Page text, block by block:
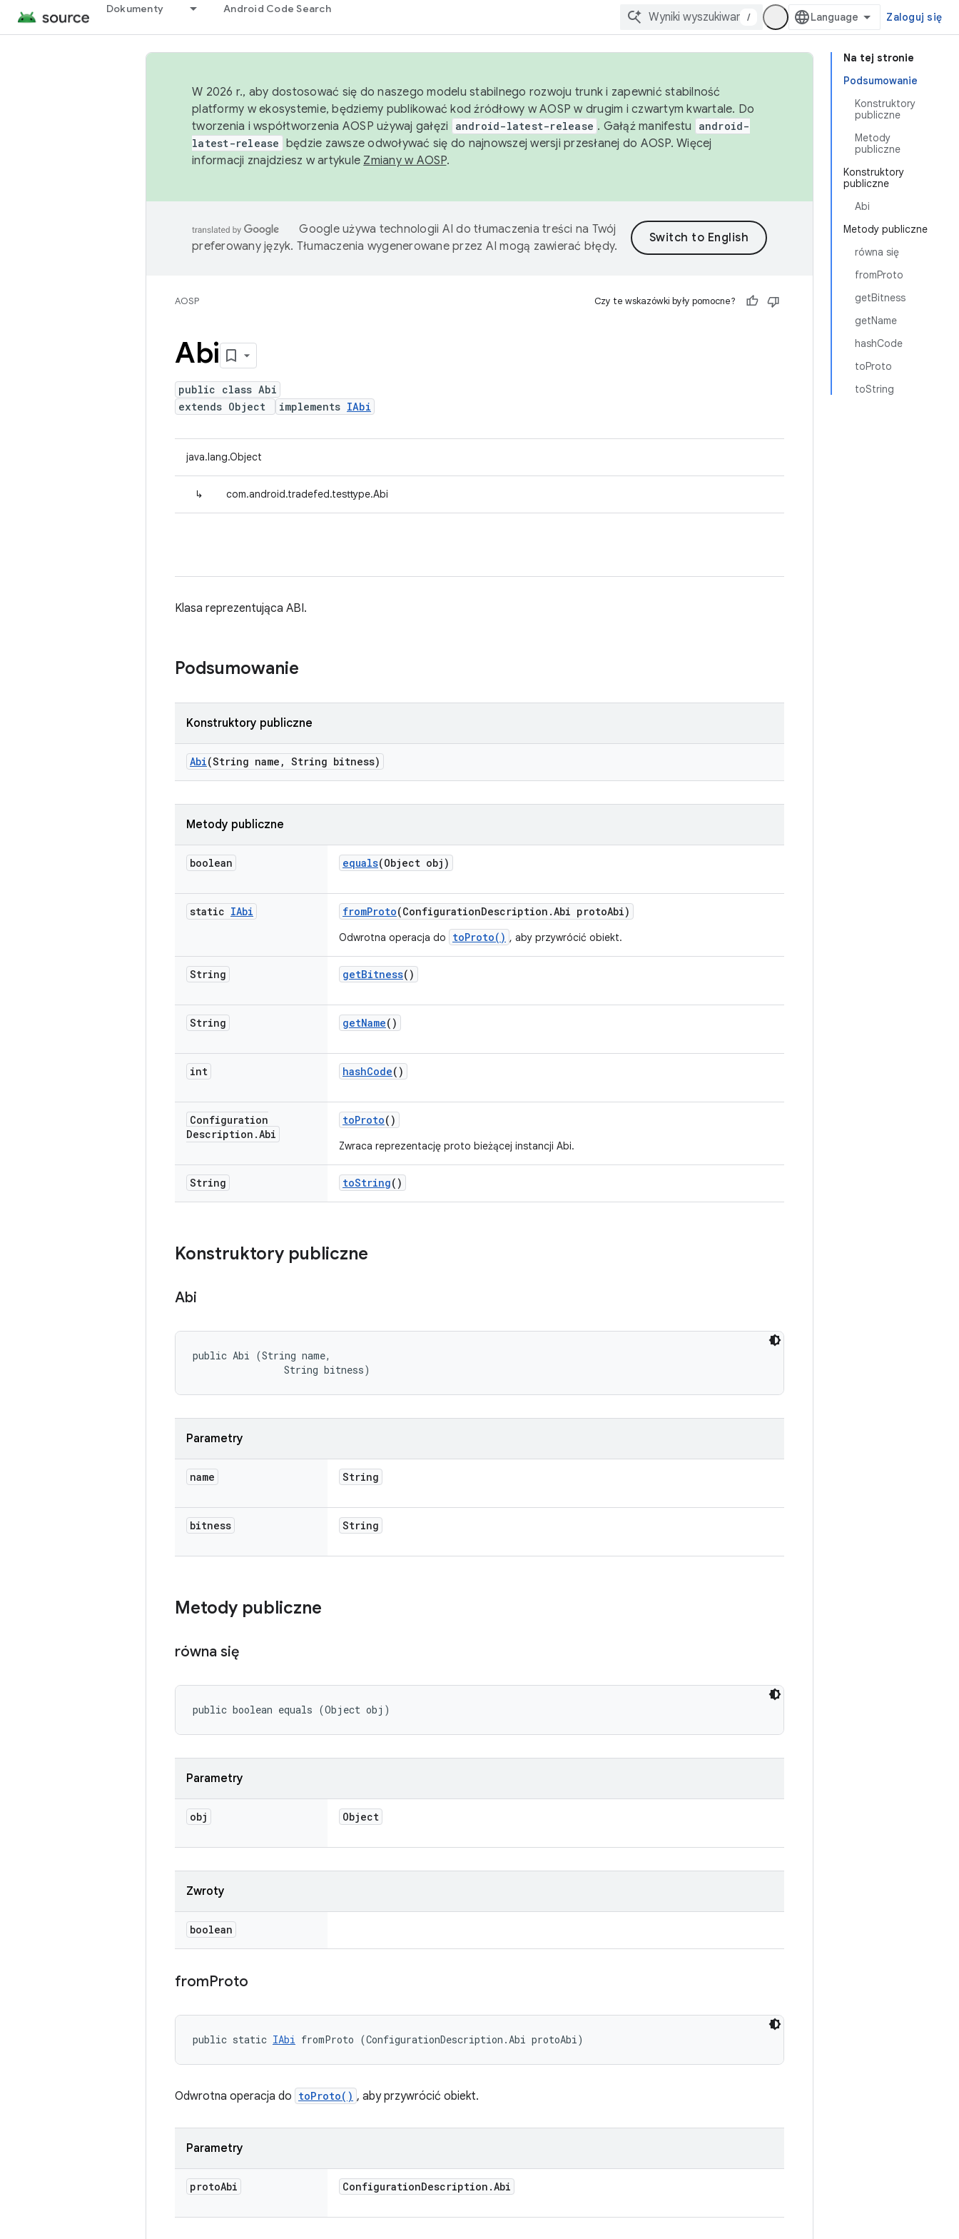
Dokumenty Android Code Search
/ Zaloguj się
Na tej stronie
Podsumowanie
Konstruktory
publiczne
Metody
publiczne
Konstruktory
publiczne
Abi
Metody publiczne
równa się
fromProto
getBitness
getName
hashCode
toProto
toString
W 2026 r., aby dostosować się do naszego modelu stabilnego rozwoju trunk i zapewnić stabilność
platformy w ekosystemie, będziemy publikować kod źródłowy w AOSP w drugim i czwartym kwartale. Do
tworzenia i współtworzenia AOSP używaj gałęzi
android-latest-release . Gałąź manifestu
android-
latest-release będzie zawsze odwoływać się do najnowszej wersji przesłanej do AOSP. Więcej
informacji znajdziesz w artykule Zmiany w AOSP.
Google używa technologii AI do tłumaczenia treści na Twój
preferowany język. Tłumaczenia wygenerowane przez AI mogą zawierać błędy.
AOSP Czy te wskazówki były pomocne?
Abi
public class Abi
extends Object
implements IAbi
java.lang.Object
↳ com.android.tradefed.testtype.Abi
Klasa reprezentująca ABI.
Podsumowanie
Konstruktory publiczne
Abi(String name , String bitness)
Metody publiczne
boolean equals(Object obj)
static IAbi fromProto(ConfigurationDescription .Abi protoAbi)
Odwrotna operacja do toProto() , aby przywrócić obiekt.
String getBitness()
String getName()
int hashCode()
Configuration
Description .Abi
toProto()
Zwraca reprezentację proto bieżącej instancji Abi.
String toString()
Konstruktory publiczne
Abi
public Abi (String name,
                String bitness)
Parametry
name String
bitness String
Metody publiczne
równa się
public boolean equals (Object obj)
Parametry
obj Object
Zwroty
boolean
fromProto
public static IAbi fromProto (ConfigurationDescription.Abi protoAbi)
Odwrotna operacja do toProto() , aby przywrócić obiekt.
Parametry
protoAbi ConfigurationDescription .Abi